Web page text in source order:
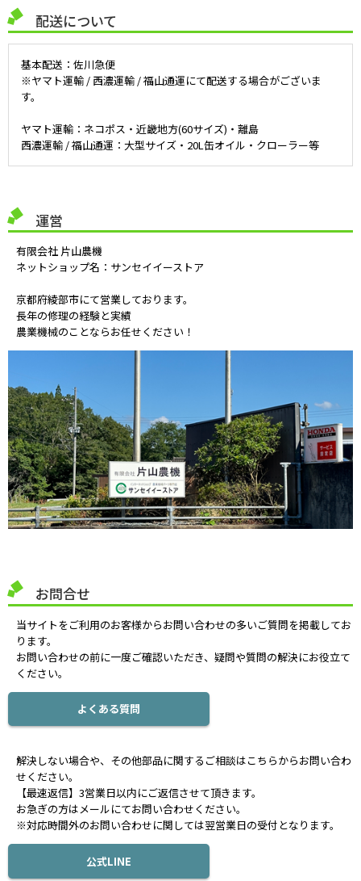
配送について
基本配送：佐川急便
※ヤマト運輸 / 西濃運輸 / 福山通運にて配送する場合がございま
す。
ヤマト運輸：ネコポス・近畿地方(60サイズ)・離島
西濃運輸 / 福山通運：大型サイズ・20L缶オイル・クローラー等
運営
有限会社 片山農機
ネットショップ名：サンセイイーストア
京都府綾部市にて営業しております。
長年の修理の経験と実績
農業機械のことならお任せください！
お問合せ
当サイトをご利用のお客様からお問い合わせの多いご質問を掲載してお
ります。
お問い合わせの前に一度ご確認いただき、疑問や質問の解決にお役立て
ください。
よくある質問
解決しない場合や、その他部品に関するご相談はこちらからお問い合わ
せください。
【最速返信】3営業日以内にご返信させて頂きます。
お急ぎの方はメールにてお問い合わせください。
※対応時間外のお問い合わせに関しては翌営業日の受付となります。
公式LINE